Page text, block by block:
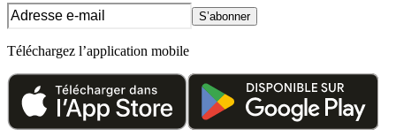
S’abonner
Téléchargez l’application mobile